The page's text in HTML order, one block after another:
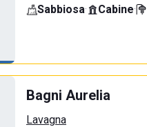
Sabbiosa· Cabine·
Bagni Aurelia
Lavagna